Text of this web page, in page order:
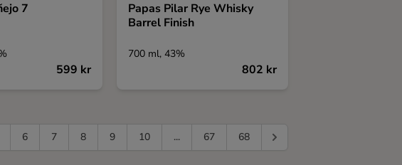
7
599 kr
Papas Pilar Rye Whisky
Barrel Finish
700 ml, 43%
802 kr
6 7 8 9 10 ... 67 68